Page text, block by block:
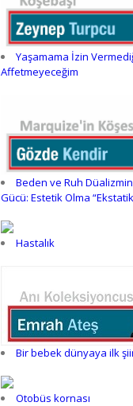
Yaşamama İzin
Affetmeyeceğim
Beden ve Ruh
Gücü: Estetik Olma
Hastalık
Bir bebek dünyaya ilk
Otobüs kornası